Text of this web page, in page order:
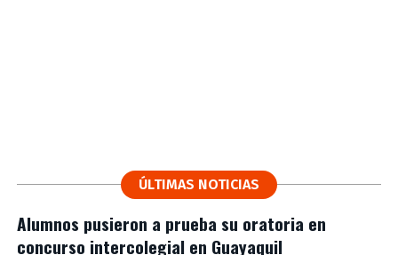
ÚLTIMAS NOTICIAS
Alumnos pusieron a prueba su oratoria en
concurso intercolegial en Guayaquil